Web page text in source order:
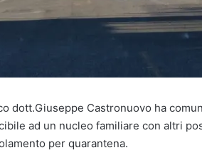
dott.Giuseppe Castronuovo ha
ad un nucleo familiare con altri
per quarantena.